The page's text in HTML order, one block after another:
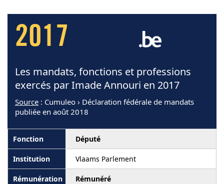
2017
Les mandats, fonctions et professions
exercés par Imade Annouri en 2017
Source : Cumuleo › Déclaration fédérale de mandats
publiée en août 2018
Député
Vlaams Parlement
Rémunéré